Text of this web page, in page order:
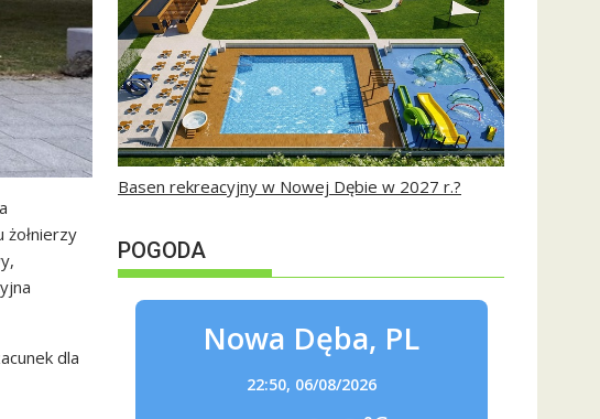
żołnierzy
dla
Basen rekreacyjny w Nowej Dębie w 2027 r.?
POGODA
Nowa Dęba, PL
22:50, 06/08/2026